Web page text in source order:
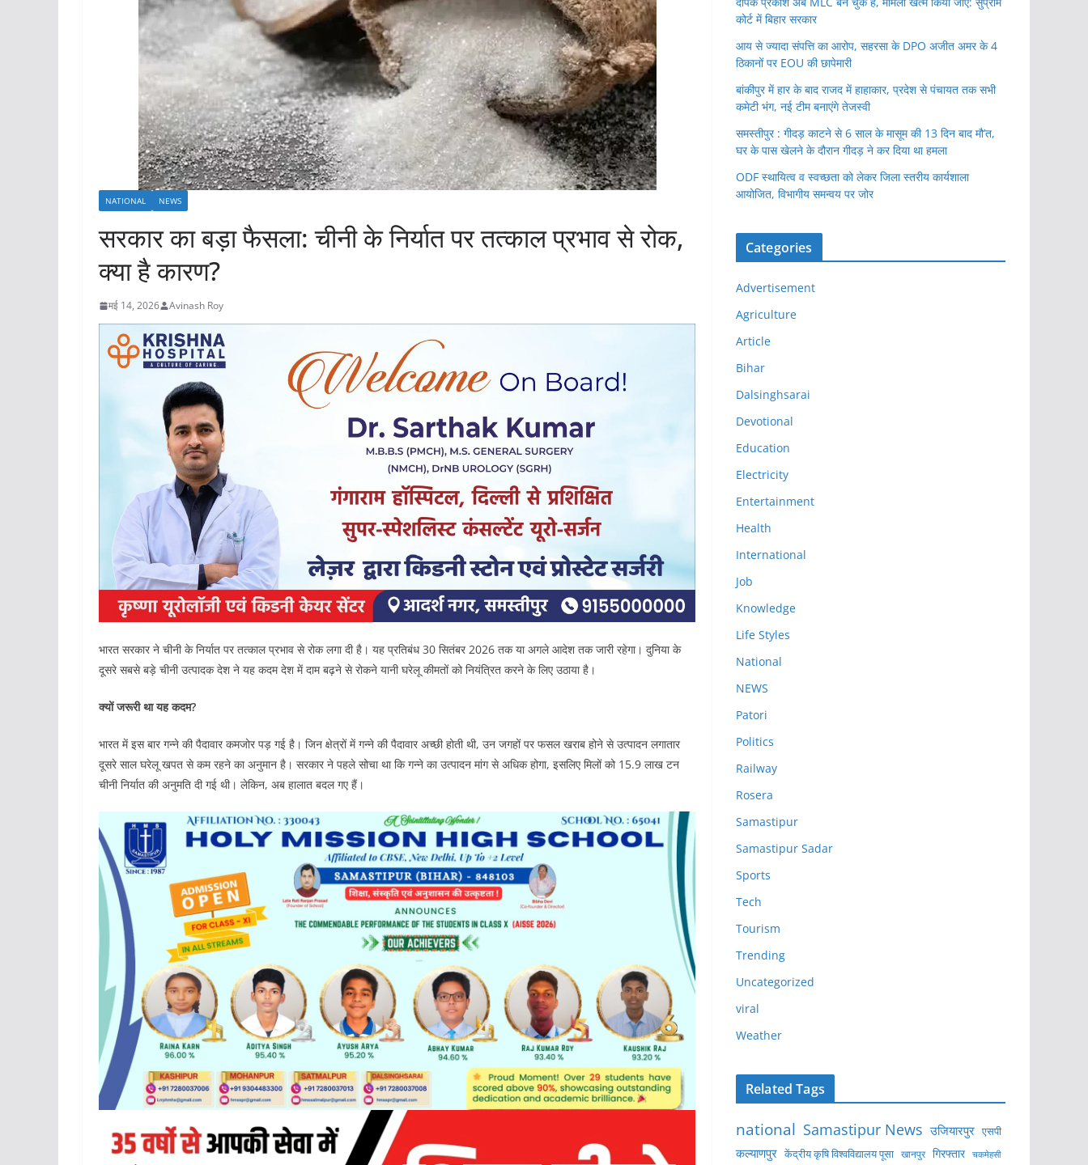
NATIONAL NEWS
सरकार का बड़ा फैसला: चीनी के निर्यात पर तत्काल प्रभाव से रोक,
क्या है कारण?
मई 14, 2026 Avinash Roy
भारत सरकार ने चीनी के निर्यात पर तत्काल प्रभाव से रोक लगा दी है। यह प्रतिबंध 30 सितंबर 2026 तक या अगले आदेश तक जारी रहेगा। दुनिया के
दूसरे सबसे बड़े चीनी उत्पादक देश ने यह कदम देश में दाम बढ़ने से रोकने यानी घरेलू कीमतों को नियंत्रित करने के लिए उठाया है।
क्यों जरूरी था यह कदम?
भारत में इस बार गन्ने की पैदावार कमजोर पड़ गई है। जिन क्षेत्रों में गन्ने की पैदावार अच्छी होती थी, उन जगहों पर फसल खराब होने से उत्पादन लगातार
दूसरे साल घरेलू खपत से कम रहने का अनुमान है। सरकार ने पहले सोचा था कि गन्ने का उत्पादन मांग से अधिक होगा, इसलिए मिलों को 15.9 लाख टन
चीनी निर्यात की अनुमति दी गई थी। लेकिन, अब हालात बदल गए हैं।
कोर्ट में बिहार सरकार
आय से ज्यादा संपत्ति का आरोप, सहरसा के DPO अजीत अमर के 4
ठिकानों पर EOU की छापेमारी
बांकीपुर में हार के बाद राजद में हाहाकार, प्रदेश से पंचायत तक सभी
कमेटी भंग, नई टीम बनाएंगे तेजस्वी
समस्तीपुर : गीदड़ काटने से 6 साल के मासूम की 13 दिन बाद मौ’त,
घर के पास खेलने के दौरान गीदड़ ने कर दिया था हमला
ODF स्थायित्व व स्वच्छता को लेकर जिला स्तरीय कार्यशाला
आयोजित, विभागीय समन्वय पर जोर
Categories
Advertisement
Agriculture
Article
Bihar
Dalsinghsarai
Devotional
Education
Electricity
Entertainment
Health
International
Job
Knowledge
Life Styles
National
NEWS
Patori
Politics
Railway
Rosera
Samastipur
Samastipur Sadar
Sports
Tech
Tourism
Trending
Uncategorized
viral
Weather
Related Tags
national Samastipur News उजियारपुर एसपी
कल्याणपुर केंद्रीय कृषि विश्वविद्यालय पूसा खानपुर गिरफ्तार चकमेहसी